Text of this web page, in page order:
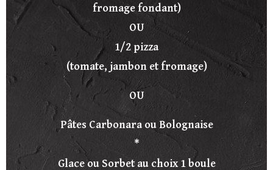
fromage fondant)
OU
1/2 pizza
(tomate, jambon et fromage)
OU
Pâtes Carbonara ou Bolognaise
*
Glace ou Sorbet au choix 1 boule